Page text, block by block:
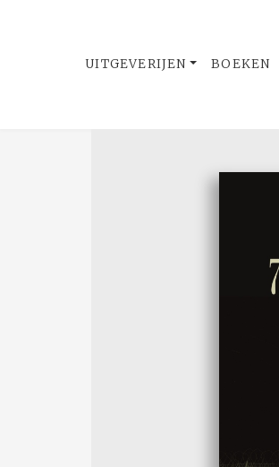
UITGEVERIJEN BOEKEN